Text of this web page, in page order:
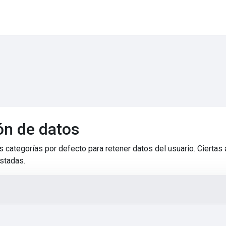
de datos
por defecto para retener datos del usuario.